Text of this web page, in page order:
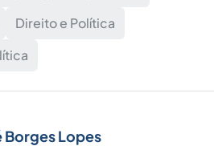
Direito e Política
Borges Lopes